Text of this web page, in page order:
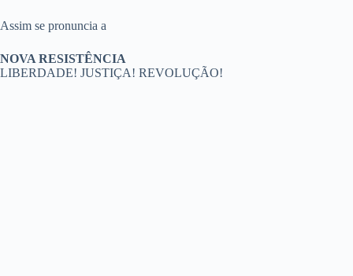
Assim se pronuncia a
NOVA RESISTÊNCIA
LIBERDADE! JUSTIÇA! REVOLUÇÃO!